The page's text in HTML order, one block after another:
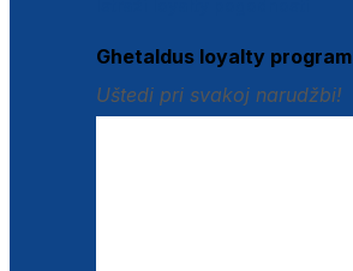
Ghetaldus loyalty program
Uštedi pri svakoj narudžbi!